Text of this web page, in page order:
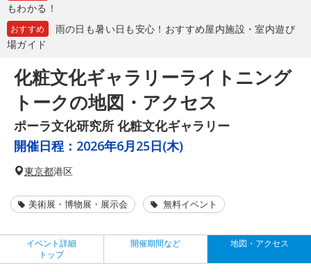
もわかる！
おすすめ
雨の日も暑い日も安心！おすすめ屋内施設・室内遊び
場ガイド
化粧文化ギャラリーライトニング
トークの地図・アクセス
ポーラ文化研究所 化粧文化ギャラリー
開催日程： 2026年6月25日(木)
東京都港区
美術展・博物展・展示会 無料イベント
イベント詳細
トップ
開催期間など 地図・アクセス